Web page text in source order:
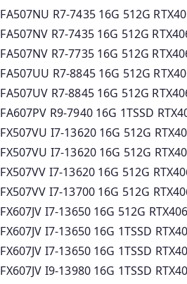
R7-7435 16G 512G
R7-7435 16G 512G
R7-7735 16G 512G
R7-8845 16G 512G
R7-8845 16G 512G
R9-7940 16G 1TSSD
I7-13620 16G 512G
I7-13620 16G 512G
I7-13620 16G 512G
I7-13700 16G 512G
I7-13650 16G 512G
I7-13650 16G 1TSSD
I7-13650 16G 1TSSD
I9-13980 16G 1TSSD